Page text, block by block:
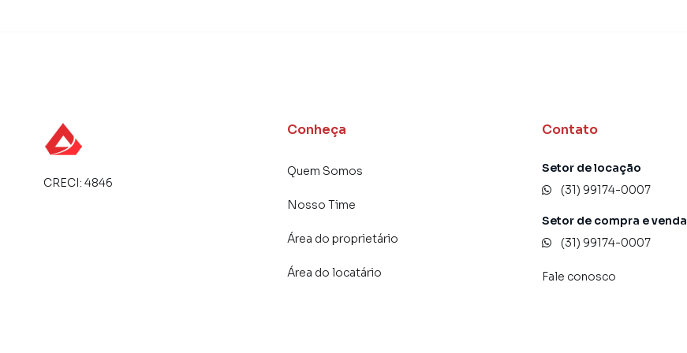
CRECI: 4846
Conheça
Quem Somos
Nosso Time
Área do proprietário
Área do locatário
Contato
Setor de locação
(31) 99174-0007
Setor de compra e venda
(31) 99174-0007
Fale conosco